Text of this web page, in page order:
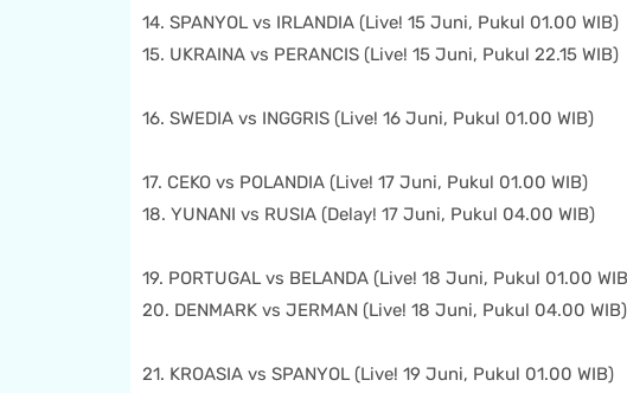
14. SPANYOL vs IRLANDIA (Live! 15 Juni, Pukul 01.00 WIB)
15. UKRAINA vs PERANCIS (Live! 15 Juni, Pukul 22.15 WIB)
16. SWEDIA vs INGGRIS (Live! 16 Juni, Pukul 01.00 WIB)
17. CEKO vs POLANDIA (Live! 17 Juni, Pukul 01.00 WIB)
18. YUNANI vs RUSIA (Delay! 17 Juni, Pukul 04.00 WIB)
19. PORTUGAL vs BELANDA (Live! 18 Juni, Pukul 01.00
20. DENMARK vs JERMAN (Live! 18 Juni, Pukul 04.00 WIB)
21. KROASIA vs SPANYOL (Live! 19 Juni, Pukul 01.00 WIB)